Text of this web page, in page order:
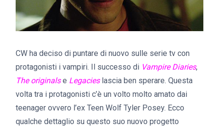
CW ha deciso di puntare di nuovo sulle serie tv con
protagonisti i vampiri. Il successo di Vampire Diaries,
The originals e Legacies lascia ben sperare. Questa
volta tra i protagonisti c’è un volto molto amato dai
teenager ovvero l’ex Teen Wolf Tyler Posey. Ecco
qualche dettaglio su questo suo nuovo progetto